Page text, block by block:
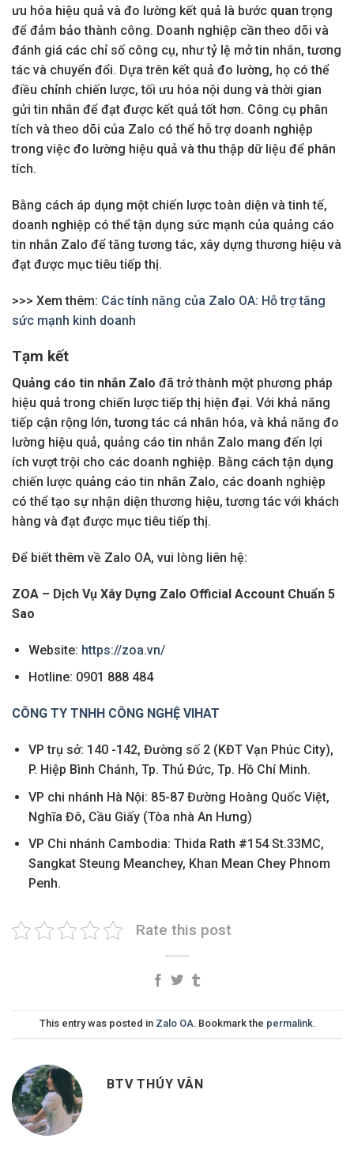
ưu hóa hiệu quả và đo lường kết quả là bước quan trọng
để đảm bảo thành công. Doanh nghiệp cần theo dõi và
đánh giá các chỉ số công cụ, như tỷ lệ mở tin nhắn, tương
tác và chuyển đổi. Dựa trên kết quả đo lường, họ có thể
điều chỉnh chiến lược, tối ưu hóa nội dung và thời gian
gửi tin nhắn để đạt được kết quả tốt hơn. Công cụ phân
tích và theo dõi của Zalo có thể hỗ trợ doanh nghiệp
trong việc đo lường hiệu quả và thu thập dữ liệu để phân
tích.
Bằng cách áp dụng một chiến lược toàn diện và tinh tế,
doanh nghiệp có thể tận dụng sức mạnh của quảng cáo
tin nhắn Zalo để tăng tương tác, xây dựng thương hiệu và
đạt được mục tiêu tiếp thị.
>>> Xem thêm: Các tính năng của Zalo OA: Hỗ trợ tăng
sức mạnh kinh doanh
Tạm kết
Quảng cáo tin nhắn Zalo đã trở thành một phương pháp
hiệu quả trong chiến lược tiếp thị hiện đại. Với khả năng
tiếp cận rộng lớn, tương tác cá nhân hóa, và khả năng đo
lường hiệu quả, quảng cáo tin nhắn Zalo mang đến lợi
ích vượt trội cho các doanh nghiệp. Bằng cách tận dụng
chiến lược quảng cáo tin nhắn Zalo, các doanh nghiệp
có thể tạo sự nhận diện thương hiệu, tương tác với khách
hàng và đạt được mục tiêu tiếp thị.
Để biết thêm về Zalo OA, vui lòng liên hệ:
ZOA – Dịch Vụ Xây Dựng Zalo Official Account Chuẩn 5
Sao
Website: https://zoa.vn/
Hotline: 0901 888 484
CÔNG TY TNHH CÔNG NGHỆ VIHAT
VP trụ sở: 140 -142, Đường số 2 (KĐT Vạn Phúc City),
P. Hiệp Bình Chánh, Tp. Thủ Đức, Tp. Hồ Chí Minh.
VP chi nhánh Hà Nội: 85-87 Đường Hoàng Quốc Việt,
Nghĩa Đô, Cầu Giấy (Tòa nhà An Hưng)
VP Chi nhánh Cambodia: Thida Rath #154 St.33MC,
Sangkat Steung Meanchey, Khan Mean Chey Phnom
Penh.
Rate this post
This entry was posted in Zalo OA. Bookmark the permalink.
BTV THÚY VÂN